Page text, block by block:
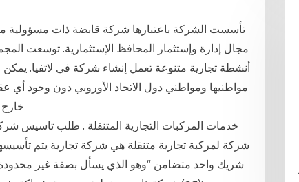
مجال إدارة وإستثمار المحافظ الإستثمارية. توسعت
أنشطة تجارية متنوعة تعمل إنشاء شركة في لاتفيا.
مواطنيها ومواطني دول الاتحاد الأوروبي دون وجود
خدمات المركبات التجارية المتنقلة . طلب تاسيس
شركة لمركبة تجارية متنقلة هي شركة تجارية يتم
شريك واحد متضامن “وهو الذي يسأل بصفة غير